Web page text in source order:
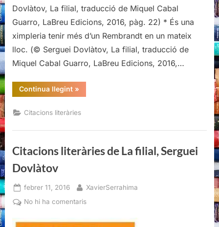
Dovlàtov, La filial, traducció de Miquel Cabal
Guarro, LaBreu Edicions, 2016, pàg. 22) * És una
ximpleria tenir més d’un Rembrandt en un mateix
lloc. (© Serguei Dovlàtov, La filial, traducció de
Miquel Cabal Guarro, LaBreu Edicions, 2016,…
Continua llegint“Citacions
literàries
La
filial,
Dovlàtov”
»
Citacions literàries
Citacions literàries de La filial, Serguei
Dovlàtov
Posted
on
febrer 11, 2016 By
XavierSerrahima
No hi ha comentarisa
literàries